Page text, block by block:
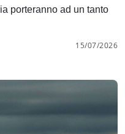
porteranno ad un tanto
15/07/2026